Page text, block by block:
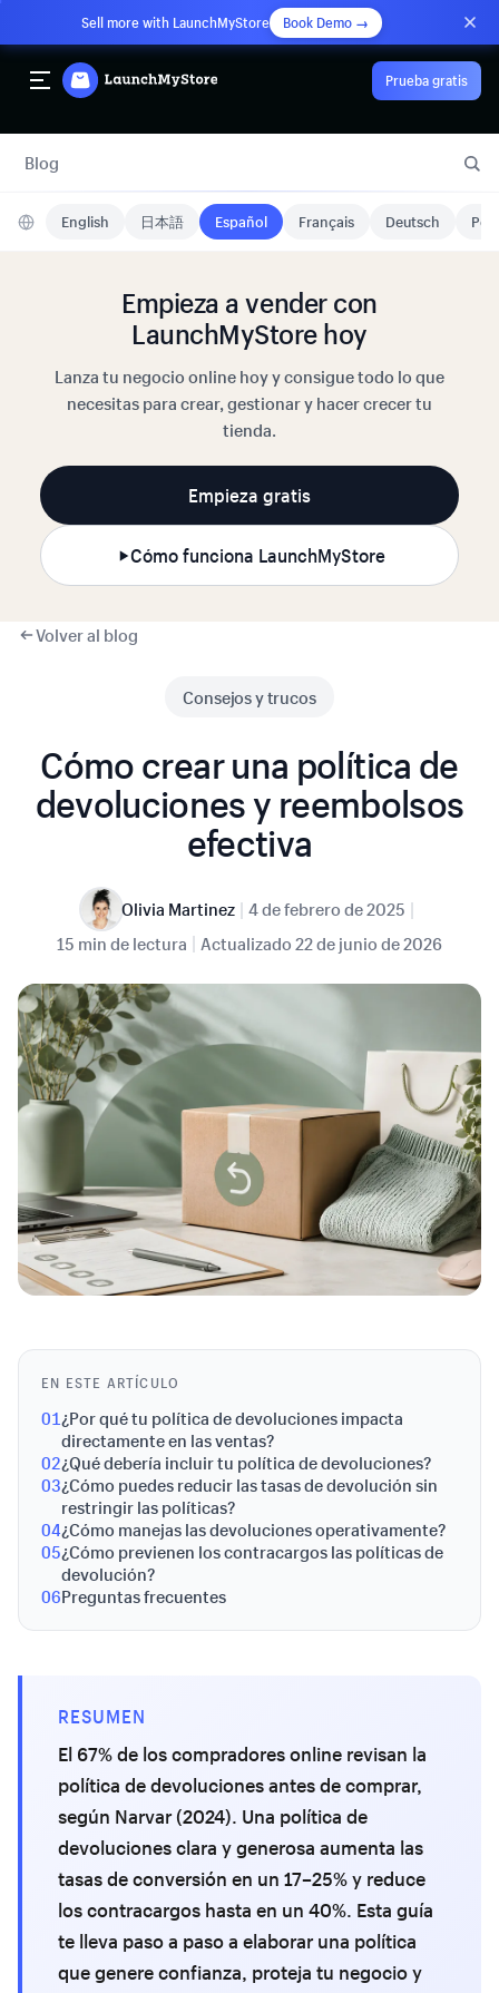
Sell more with LaunchMyStore Book Demo →
Prueba gratis
Blog
English 日本語 Español Français Deutsch
Empieza a vender con
LaunchMyStore hoy
Lanza tu negocio online hoy y consigue todo lo que
necesitas para crear, gestionar y hacer crecer tu
tienda.
Empieza gratis
Cómo funciona LaunchMyStore
Volver al blog
Consejos y trucos
Cómo crear una política de
devoluciones y reembolsos
efectiva
Olivia Martinez | 4 de febrero de 2025 |
15 min de lectura | Actualizado 22 de junio de 2026
EN ESTE ARTÍCULO
01¿Por qué tu política de devoluciones impacta
directamente en las ventas?
02¿Qué debería incluir tu política de devoluciones?
03¿Cómo puedes reducir las tasas de devolución sin
restringir las políticas?
04¿Cómo manejas las devoluciones operativamente?
05¿Cómo previenen los contracargos las políticas de
devolución?
06Preguntas frecuentes
RESUMEN
El 67% de los compradores online revisan la
política de devoluciones antes de comprar,
según Narvar (2024). Una política de
devoluciones clara y generosa aumenta las
tasas de conversión en un 17–25% y reduce
los contracargos hasta en un 40%. Esta guía
te lleva paso a paso a elaborar una política
que genere confianza, proteja tu negocio y